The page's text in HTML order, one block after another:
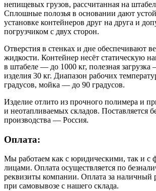
непищевых грузов, рассчитанная на
Сплошные полозья в основании дают
установке контейнеров друг на друга и
погрузчиком с двух сторон.
Отверстия в стенках и дне обеспечивают
жидкости. Контейнер несёт статическую
в штабеле — до 1000 кг, полезная загрузка
изделия 30 кг. Диапазон рабочих
градусов, мойка — до 90 градусов.
Изделие отлито из прочного полимера и
и неотапливаемых складов. Поставляется
производства — Россия.
Оплата:
Мы работаем как с юридическими, так и с
лицами. Оплата осуществляется по
реквизиты компании. Оплата за наличный
при самовывозе с нашего склада.